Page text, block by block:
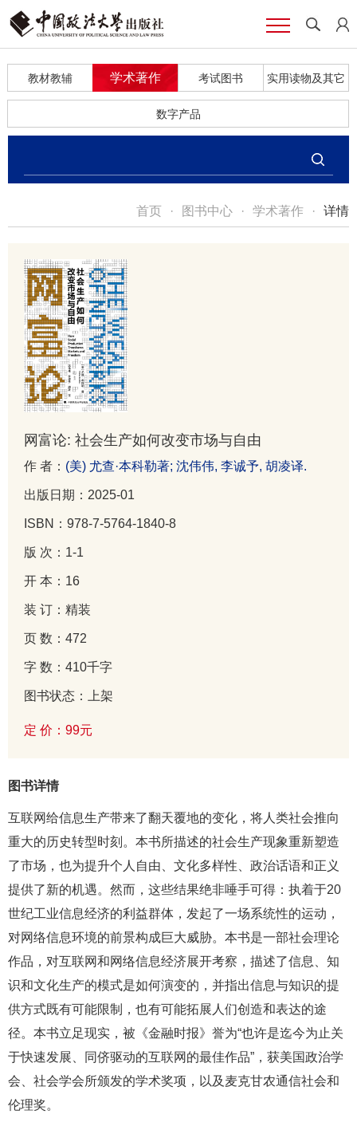
教材教辅 学术著作 考试图书 实用读物及其它
数字产品
首页 · 图书中心 · 学术著作 · 详情
网富论: 社会生产如何改变市场与自由
作 者： (美) 尤查·本科勒著; 沈伟伟, 李诚予, 胡凌译.
出版日期：2025-01
ISBN：978-7-5764-1840-8
版 次：1-1
开 本：16
装 订：精装
页 数：472
字 数：410千字
图书状态：上架
定 价：99元
图书详情
互联网给信息生产带来了翻天覆地的变化，将人类社会推向
重大的历史转型时刻。本书所描述的社会生产现象重新塑造
了市场，也为提升个人自由、文化多样性、政治话语和正义
提供了新的机遇。然而，这些结果绝非唾手可得：执着于20
世纪工业信息经济的利益群体，发起了一场系统性的运动，
对网络信息环境的前景构成巨大威胁。本书是一部社会理论
作品，对互联网和网络信息经济展开考察，描述了信息、知
识和文化生产的模式是如何演变的，并指出信息与知识的提
供方式既有可能限制，也有可能拓展人们创造和表达的途
径。本书立足现实，被《金融时报》誉为“也许是迄今为止关
于快速发展、同侪驱动的互联网的最佳作品”，获美国政治学
会、社会学会所颁发的学术奖项，以及麦克甘农通信社会和
伦理奖。